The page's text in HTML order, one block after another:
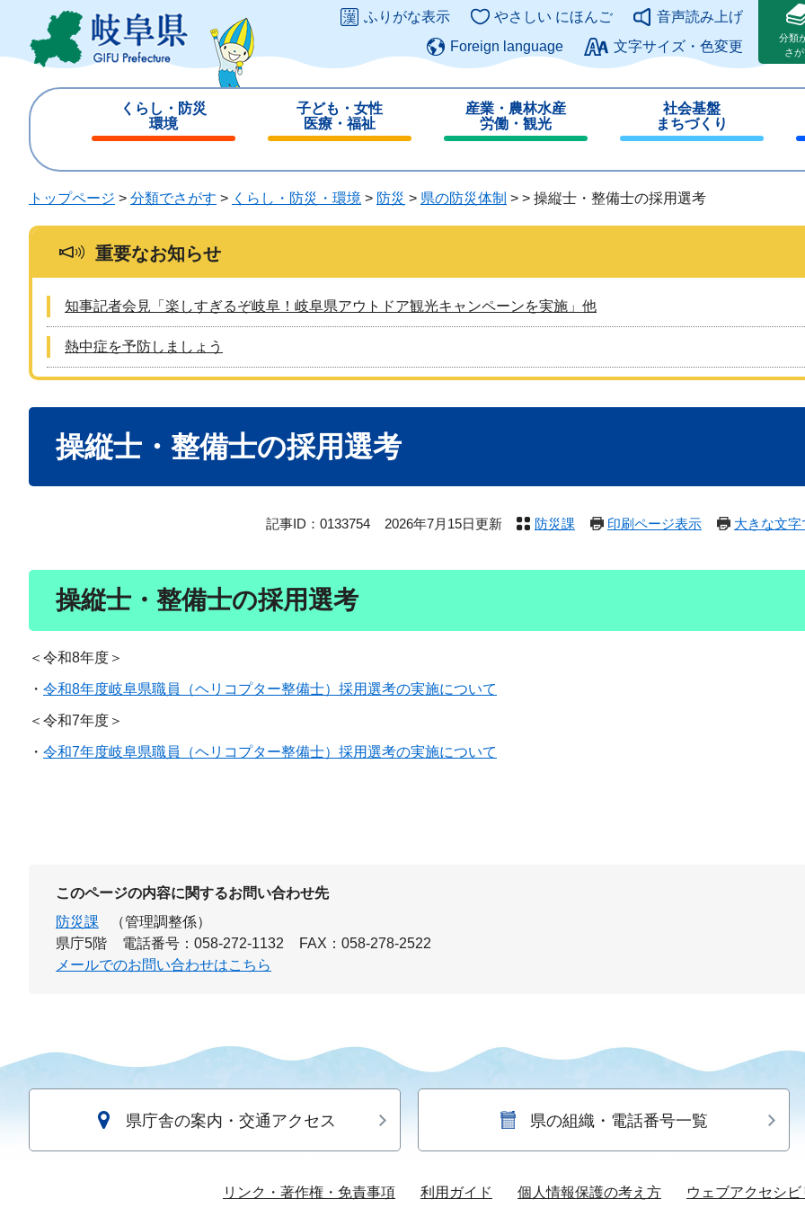
ジ
ュ
このページの本文へ
ふりがな表示 やさしい にほんご
音声読み上げ
Foreign language
文字サイズ・色変更
分類
さ
くらし・防災
環境
じ
子ども・女性
医療・福祉
じ
産業・農林水産
労働・観光
じ
る
社会基盤
まちづくり
じ
る
トップページ > 分類でさがす > くらし・防災・環境 > 防災 > 県の防災体制 > > 操縦士・整備士の採用選考
重要なお知らせ
知事記者会見「楽しすぎるぞ岐阜！岐阜県アウトドア観光キャンペーンを実施」他
熱中症を予防しましょう
操縦士・整備士の採用選考
記事ID：0133754 2026年7月15日更新 防災課 印刷ページ表示 大きな文
操縦士・整備士の採用選考
＜令和8年度＞
・ 令和8年度岐阜県職員（ヘリコプター整備士）採用選考の実施について
＜令和7年度＞
・ 令和7年度岐阜県職員（ヘリコプター整備士）採用選考の実施について
このページの内容に関するお問い合わせ先
防災課
（管理調整係）
県庁5階
電話番号：058-272-1132
FAX：058-278-2522
メールでのお問い合わせはこちら
県庁舎の案内・交通アクセス 県の組織・電話番号一覧
リンク・著作権・免責事項 利用ガイド 個人情報保護の考え方 ウェブアクセシ